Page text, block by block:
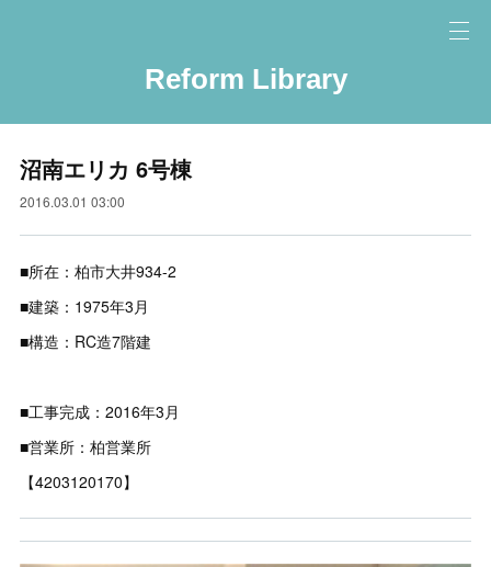
Reform Library
沼南エリカ 6号棟
2016.03.01 03:00
■所在：柏市大井934-2
■建築：1975年3月
■構造：RC造7階建
■工事完成：2016年3月
■営業所：柏営業所
【4203120170】